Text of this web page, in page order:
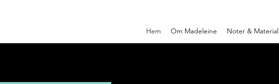
Hem Om Madeleine Noter & Material